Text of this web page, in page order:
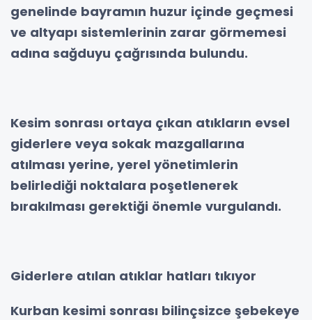
genelinde bayramın huzur içinde geçmesi
ve altyapı sistemlerinin zarar görmemesi
adına sağduyu çağrısında bulundu.
Kesim sonrası ortaya çıkan atıkların evsel
giderlere veya sokak mazgallarına
atılması yerine, yerel yönetimlerin
belirlediği noktalara poşetlenerek
bırakılması gerektiği önemle vurgulandı.
Giderlere atılan atıklar hatları tıkıyor
Kurban kesimi sonrası bilinçsizce şebekeye